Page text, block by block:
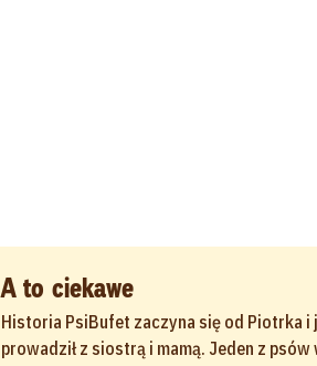
A to ciekawe
Historia PsiBufet zaczyna się od Piotrka
prowadził z siostrą i mamą. Jeden z